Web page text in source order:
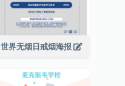
世界无烟日戒烟海报